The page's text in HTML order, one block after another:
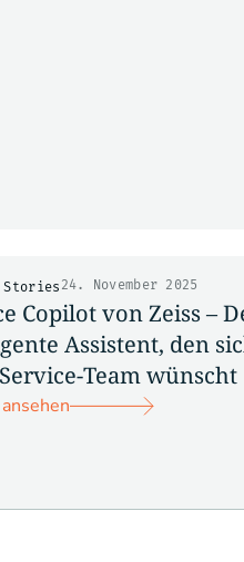
Stories 24. November 2025
Copilot von Zeiss –
Assistent, den
Team wünscht